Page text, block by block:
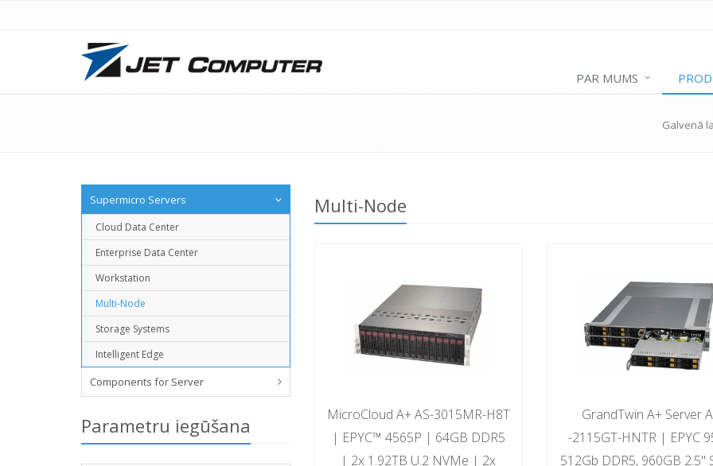
PAR MUMS
Galvenā
Supermicro Servers
Cloud Data Center
Enterprise Data Center
Workstation
Multi-Node
Storage Systems
Intelligent Edge
Components for Server
Parametru iegūšana
Multi-Node
MicroCloud A+ AS-3015MR-H8T
| EPYC™ 4565P | 64GB DDR5
| 2x 1.92TB U.2 NVMe | 2x
GrandTwin A+ Server
-2115GT-HNTR | EPYC
512Gb DDR5, 960GB 2.5"